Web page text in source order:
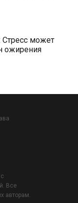
Стресс может
ожирения
Все
авторам.